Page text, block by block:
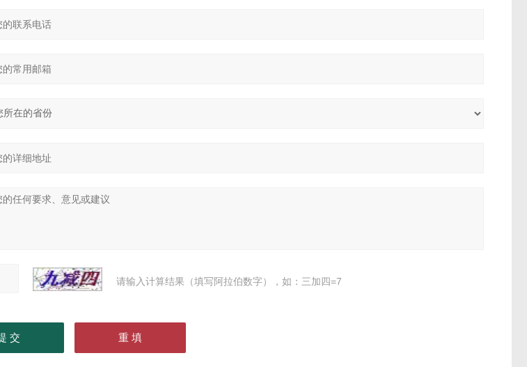
请输入计算结果（填写阿拉伯数字），如：三加四=7